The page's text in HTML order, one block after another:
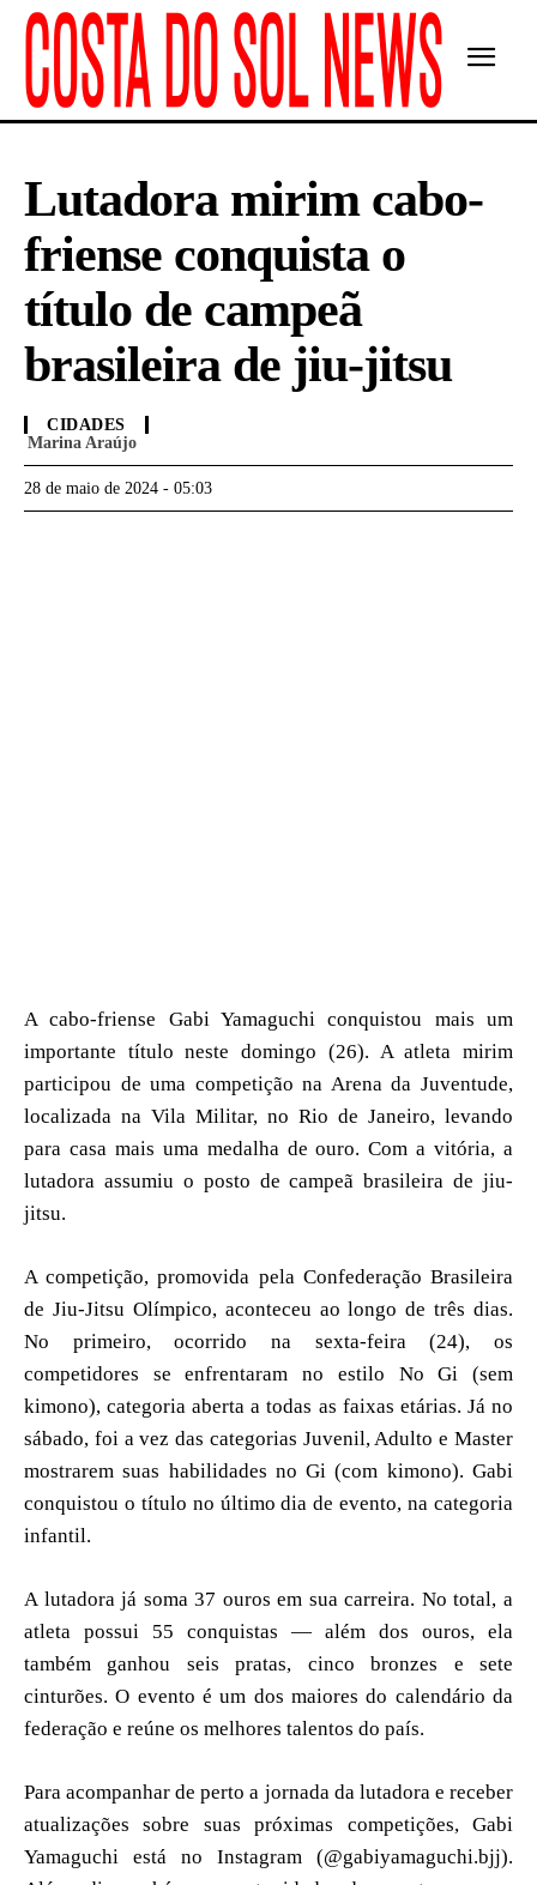
Lutadora mirim cabo-
friense conquista o
título de campeã
brasileira de jiu-jitsu
CIDADES
Marina Araújo
28 de maio de 2024 - 05:03
A cabo-friense Gabi Yamaguchi conquistou mais um
importante título neste domingo (26). A atleta mirim
participou de uma competição na Arena da Juventude,
localizada na Vila Militar, no Rio de Janeiro, levando
para casa mais uma medalha de ouro. Com a vitória, a
lutadora assumiu o posto de campeã brasileira de jiu-
jitsu.
A competição, promovida pela Confederação Brasileira
de Jiu-Jitsu Olímpico, aconteceu ao longo de três dias.
No primeiro, ocorrido na sexta-feira (24), os
competidores se enfrentaram no estilo No Gi (sem
kimono), categoria aberta a todas as faixas etárias. Já no
sábado, foi a vez das categorias Juvenil, Adulto e Master
mostrarem suas habilidades no Gi (com kimono). Gabi
conquistou o título no último dia de evento, na categoria
infantil.
A lutadora já soma 37 ouros em sua carreira. No total, a
atleta possui 55 conquistas — além dos ouros, ela
também ganhou seis pratas, cinco bronzes e sete
cinturões. O evento é um dos maiores do calendário da
federação e reúne os melhores talentos do país.
Para acompanhar de perto a jornada da lutadora e receber
atualizações sobre suas próximas competições, Gabi
Yamaguchi está no Instagram (@gabiyamaguchi.bjj).